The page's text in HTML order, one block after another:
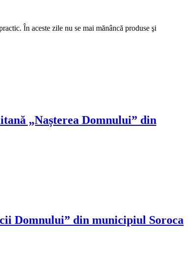
În aceste zile nu se mai mănâncă produse şi
„Nașterea Domnului” din
Domnului” din municipiul Soroca